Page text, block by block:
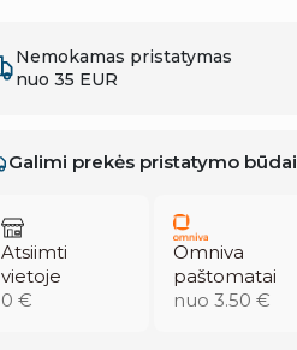
Nemokamas pristatymas
nuo 35 EUR
Galimi prekės pristatymo būdai
Atsiimti
vietoje
0 €
Omniva
paštomatai
nuo 3.50 €